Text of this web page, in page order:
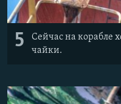
5
Сейчас на корабле
чайки.